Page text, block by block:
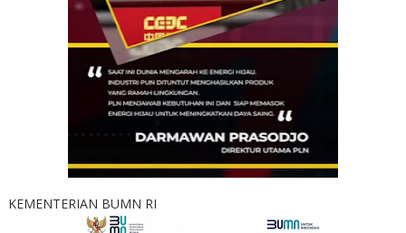
KEMENTERIAN BUMN RI